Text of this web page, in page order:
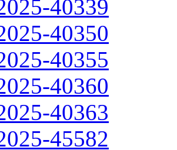
40339
40350
40355
40360
40363
45582